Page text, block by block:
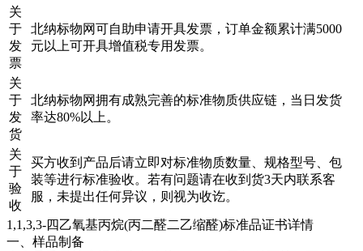
关
于
发
票
北纳标物网可自助申请开具发票，订单金额累计满5000
元以上可开具增值税专用发票。
关
于
发
货
北纳标物网拥有成熟完善的标准物质供应链，当日发货
率达80%以上。
关
于
验
收
买方收到产品后请立即对标准物质数量、规格型号、包
装等进行标准验收。若有问题请在收到货3天内联系客
服，未提出任何异议，则视为收讫。
1,1,3,3-四乙氧基丙烷(丙二醛二乙缩醛)标准品证书详情
一、样品制备